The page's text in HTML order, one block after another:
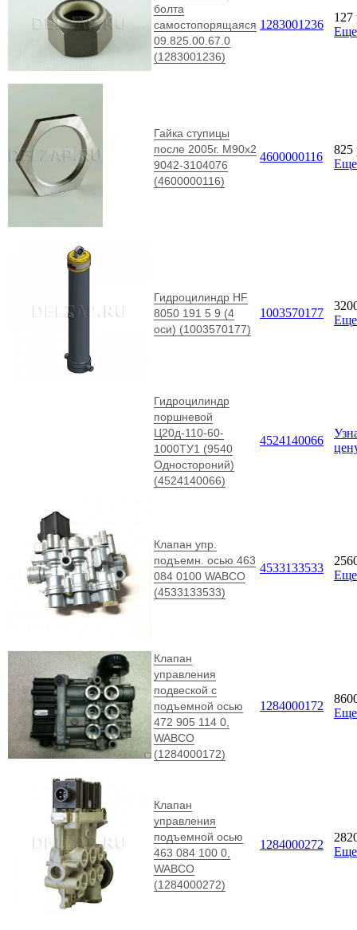
болта
самостопорящаяся
09.825.00.67.0
(1283001236)
1283001236
127
Гайка ступицы
после 2005г. М90х2
9042-3104076
(4600000116)
4600000116
825
Гидроцилиндр HF
8050 191 5 9 (4
оси) (1003570177)
1003570177
Гидроцилиндр
поршневой
Ц20д-110-60-
1000ТУ1 (9540
Одностороний)
(4524140066)
4524140066
Клапан упр.
подъемн. осью 463
084 0100 WABCO
(4533133533)
4533133533
Клапан
управления
подвеской с
подъемной осью
472 905 114 0,
WABCO
(1284000172)
1284000172
Клапан
управления
подъемной осью
463 084 100 0,
WABCO
(1284000272)
1284000272